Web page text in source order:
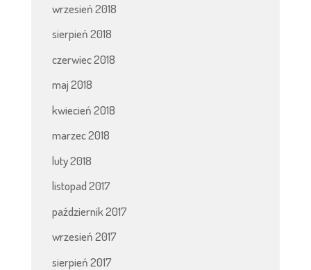
wrzesień 2018
sierpień 2018
czerwiec 2018
maj 2018
kwiecień 2018
marzec 2018
luty 2018
listopad 2017
październik 2017
wrzesień 2017
sierpień 2017